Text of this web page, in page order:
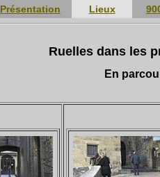
Présentation Lieux
Ruelles dans les
En